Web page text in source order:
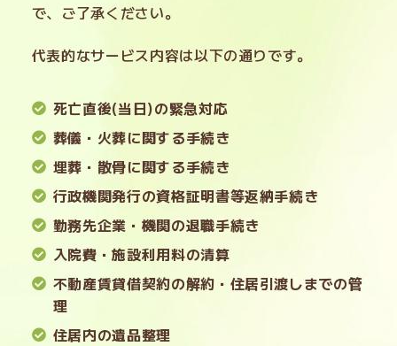
で、ご了承ください。
代表的なサービス内容は以下の通りです。
死亡直後(当日)の緊急対応
葬儀・火葬に関する手続き
埋葬・散骨に関する手続き
行政機関発行の資格証明書等返納手続き
勤務先企業・機関の退職手続き
入院費・施設利用料の清算
不動産賃貸借契約の解約・住居引渡しまでの管
理
住居内の遺品整理